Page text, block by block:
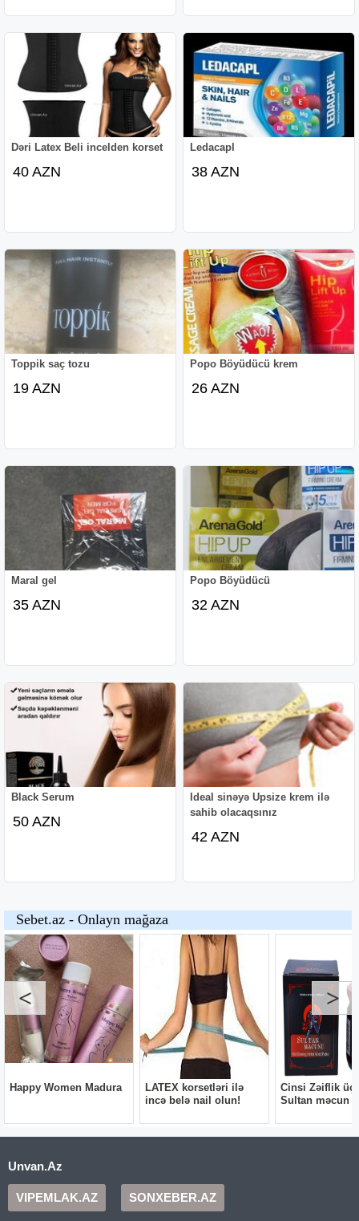
Dəri Latex Beli incelden korset
40 AZN
Ledacapl
38 AZN
Toppik saç tozu
19 AZN
Popo Böyüdücü krem
26 AZN
Maral gel
35 AZN
Popo Böyüdücü
32 AZN
Black Serum
50 AZN
Ideal sinəyə Upsize krem ilə
sahib olacaqsınız
42 AZN
Unvan.Az
VIPEMLAK.AZ SONXEBER.AZ